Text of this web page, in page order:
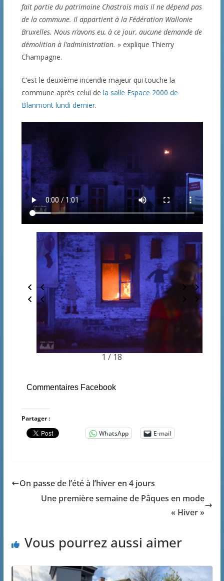
fait partie du patrimoine Chastrois mais il ne dépend pas
de la commune. Il appartient à la Fédération Wallonie
Bruxelles. Nous n’avons eu, à ce jour, aucune demande de
démolition à l’administration. » explique Thierry
Champagne.
C’est le deuxième incendie majeur qui touche la
commune après celui de la salle Espace 2000 de
Blanmont lundi dernier.
1 / 18
Commentaires Facebook
Partager :
WhatsApp
E-mail
On passe de l’été à l’hiver en 4 jours
Une première semaine de Pâques en mode
« Hiver »
Vous pourrez aussi aimer